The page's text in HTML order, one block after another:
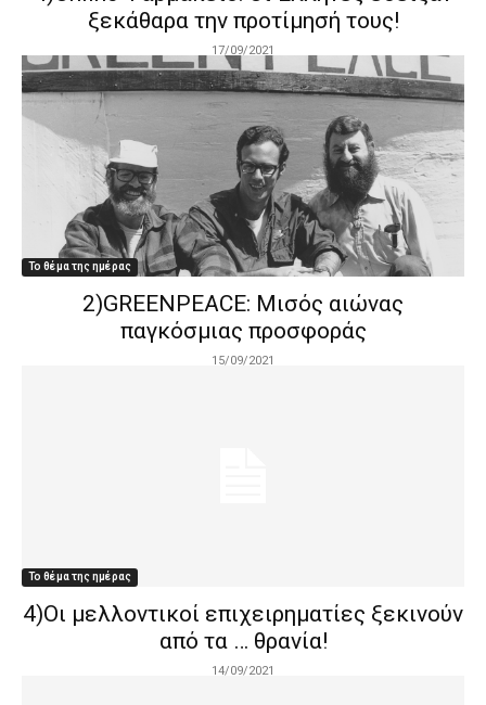
ξεκάθαρα την προτίμησή τους!
17/09/2021
Το θέμα της ημέρας
2)GREENPEACE: Μισός αιώνας
παγκόσμιας προσφοράς
15/09/2021
Το θέμα της ημέρας
4)Οι μελλοντικοί επιχειρηματίες ξεκινούν
από τα … θρανία!
14/09/2021